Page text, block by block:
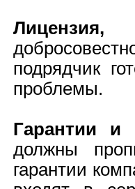
Лицензия,
подрядчик
проблемы.
Гарантии и
должны
гарантии